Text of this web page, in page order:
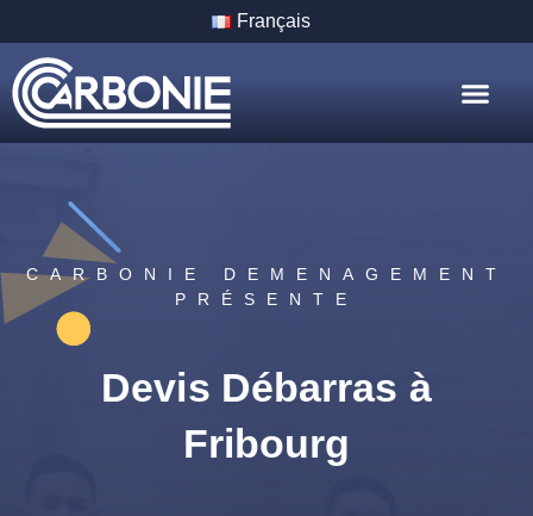
Français
CARBONIE DEMENAGEMENT
PRÉSENTE
Devis Débarras à
Fribourg